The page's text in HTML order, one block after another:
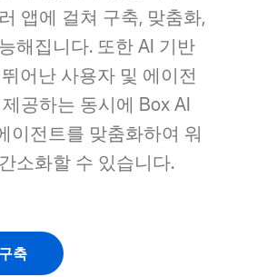
앱에 걸쳐 구축, 맞춤화,
해집니다. 또한 AI 기반
어난 사용자 및 에이전
공하는 동시에 Box AI
이전트를 맞춤화하여 워
소화할 수 있습니다.
축